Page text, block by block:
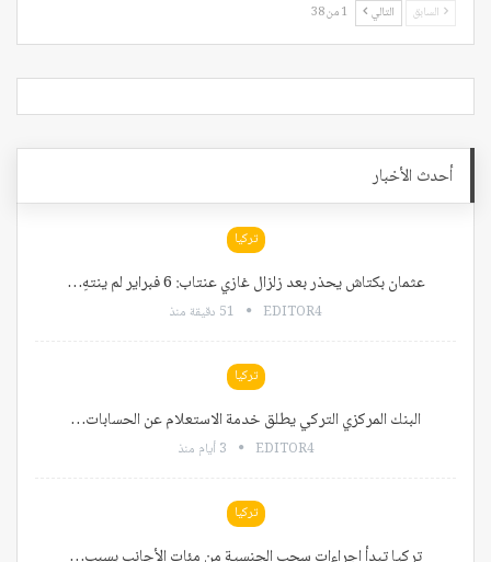
السابق التالي 1 من 38
أحدث الأخبار
تركيا
عثمان بكتاش يحذر بعد زلزال غازي عنتاب: 6 فبراير لم ينتهِ…
EDITOR4 51 دقيقة منذ
تركيا
البنك المركزي التركي يطلق خدمة الاستعلام عن الحسابات…
EDITOR4 3 أيام منذ
تركيا